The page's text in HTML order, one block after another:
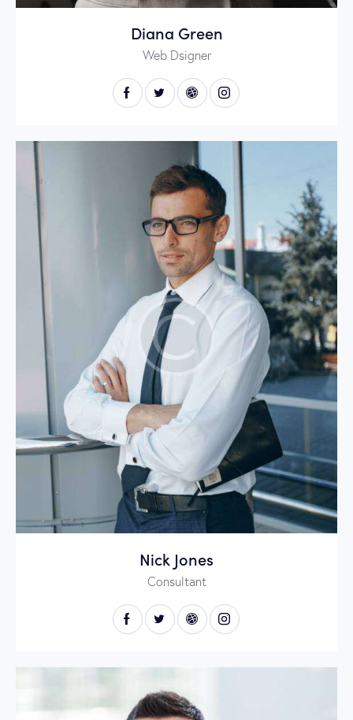
Diana Green
Web Dsigner
Nick Jones
Consultant